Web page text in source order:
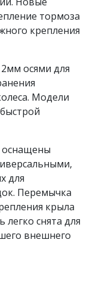
тормоза
крепления
осями для
Модели
оснащены
для
Перемычка
крыла
снята для
внешнего